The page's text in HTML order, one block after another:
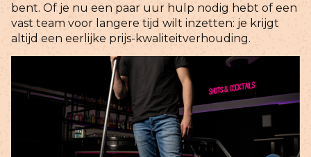
bent. Of je nu een paar uur hulp nodig hebt of een
vast team voor langere tijd wilt inzetten: je krijgt
altijd een eerlijke prijs-kwaliteitverhouding.